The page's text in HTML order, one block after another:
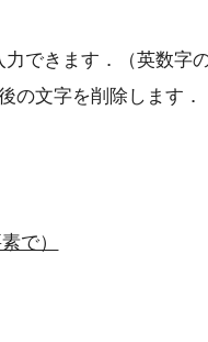
できます．（英数字
の文字を削除します．
で）